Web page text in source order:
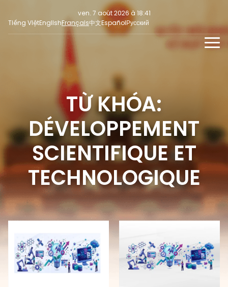
ven. 7 août 2026 à 18:41
Tiếng ViệtEnglishFrançais中文EspañolРусский
Focus
Opinion
INFORMATION POUR LA PRESSE
RÉSEAUX SOCIAUXTỪ KHÓA:
DÉVELOPPEMENT
SCIENTIFIQUE ET
TECHNOLOGIQUE